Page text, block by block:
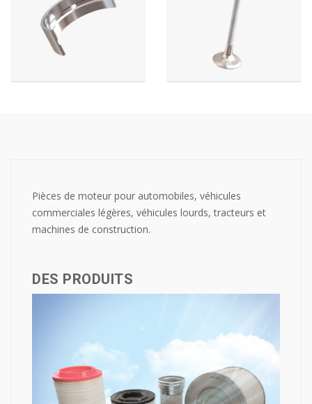
Pièces de moteur pour automobiles, véhicules
commerciales légères, véhicules lourds, tracteurs et
machines de construction.
DES PRODUITS